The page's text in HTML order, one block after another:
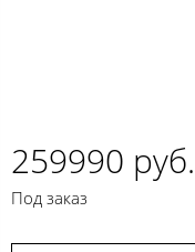
259990 руб.
Под заказ